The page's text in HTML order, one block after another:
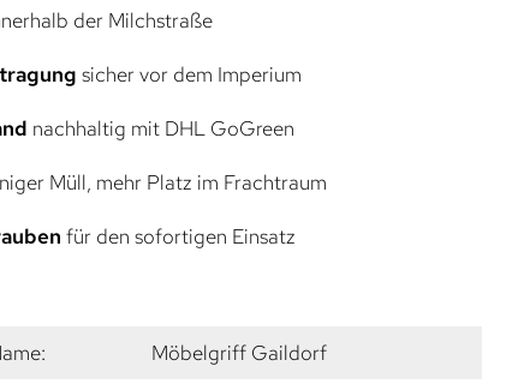
der Milchstraße
sicher vor dem Imperium
nachhaltig mit DHL GoGreen
Müll, mehr Platz im Frachtraum
für den sofortigen Einsatz
Möbelgriff Gaildorf